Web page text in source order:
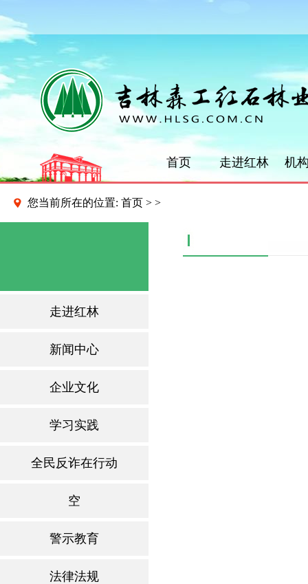
首页 走进红林 机
您当前所在的位置: 首页 > >
走进红林
新闻中心
企业文化
学习实践
全民反诈在行动
空
警示教育
法律法规